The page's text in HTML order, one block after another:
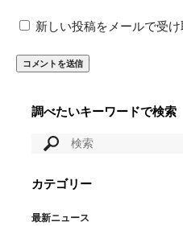
新しい投稿をメールで受け
調べたいキーワードで検索
カテゴリー
最新ニュース